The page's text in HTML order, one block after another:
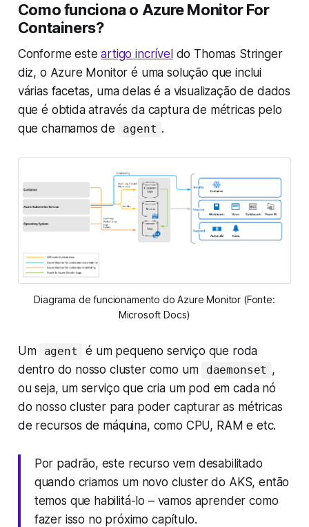
Como funciona o Azure Monitor For
Containers?
Conforme esteartigo incrível do Thomas Stringer
diz, o Azure Monitor é uma solução que inclui
várias facetas, uma delas é a visualização de dados
que é obtida através da captura de métricas pelo
que chamamos de
agent .
Diagrama de funcionamento do Azure Monitor (Fonte:
Microsoft Docs)
Um agent
é um pequeno serviço que roda
dentro do nosso cluster como um
daemonset ,
ou seja, um serviço que cria um pod em cada nó
do nosso cluster para poder capturar as métricas
de recursos de máquina, como CPU, RAM e etc.
Por padrão, este recurso vem desabilitado
quando criamos um novo cluster do AKS, então
temos que habilitá-lo – vamos aprender como
fazer isso no próximo capítulo.